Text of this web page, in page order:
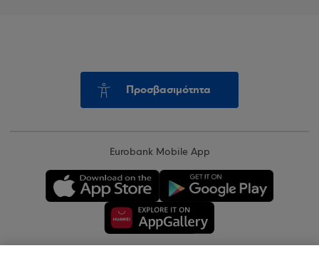
Προσβασιμότητα
Eurobank Mobile App